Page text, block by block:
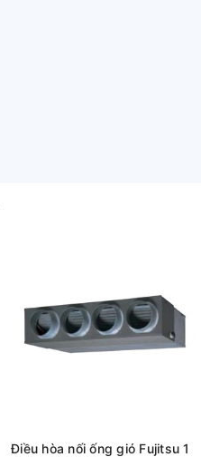
Điều hòa nối ống gió Fujitsu 1